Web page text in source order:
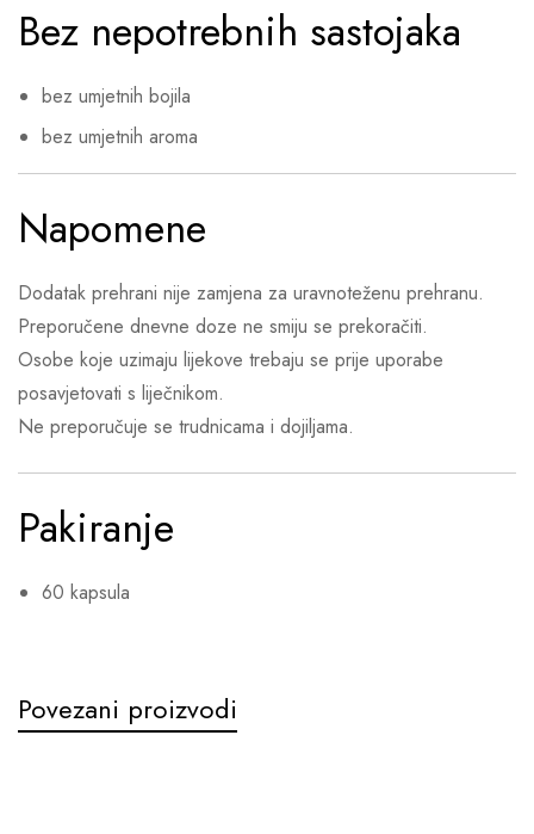
Bez nepotrebnih sastojaka
bez umjetnih bojila
bez umjetnih aroma
Napomene
Dodatak prehrani nije zamjena za uravnoteženu prehranu.
Preporučene dnevne doze ne smiju se prekoračiti.
Osobe koje uzimaju lijekove trebaju se prije uporabe
posavjetovati s liječnikom.
Ne preporučuje se trudnicama i dojiljama.
Pakiranje
60 kapsula
Povezani proizvodi